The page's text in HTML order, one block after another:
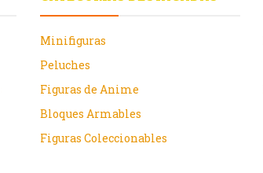
Minifiguras
Peluches
Figuras de Anime
Bloques Armables
Figuras Coleccionables